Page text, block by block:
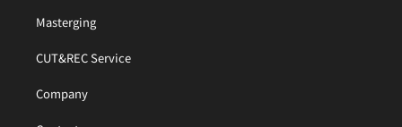
Masterging
CUT&REC Service
Company